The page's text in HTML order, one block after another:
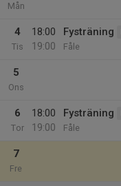
Mån
4
Tis
18:00
19:00
Fysträning
Fåle
5
Ons
6
Tor
18:00
19:00
Fysträning
Fåle
7
Fre